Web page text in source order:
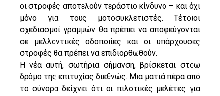
οι στροφές αποτελούν τεράστιο κίνδυνο – και όχι
μόνο για τους μοτοσυκλετιστές. Τέτοιοι
σχεδιασμοί γραμμών θα πρέπει να αποφεύγονται
σε μελλοντικές οδοποιίες και οι υπάρχουσες
στροφές θα πρέπει να επιδιορθωθούν.
Η νέα αυτή, σωτήρια σήμανση, βρίσκεται στοω
δρόμο της επιτυχίας διεθνώς. Μια ματιά πέρα ​​από
τα σύνορα δείχνει ότι οι πιλοτικές μελέτες για